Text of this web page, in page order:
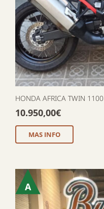
HONDA AFRICA TWIN 1100
10.950,00€
MAS INFO
A